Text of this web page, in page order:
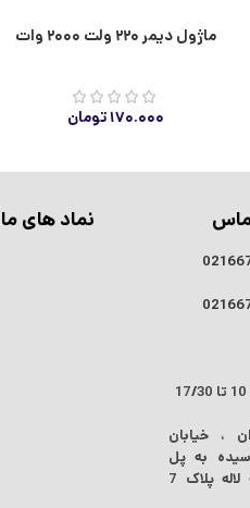
ماژول دیمر ۲۲۰ ولت ۲۰۰۰ وات
۱۷۰.۰۰۰تومان
10 تا 17/30
، خیابان
به پل
حافظ ، کوچه لاله پلاک 7
نماد های ما